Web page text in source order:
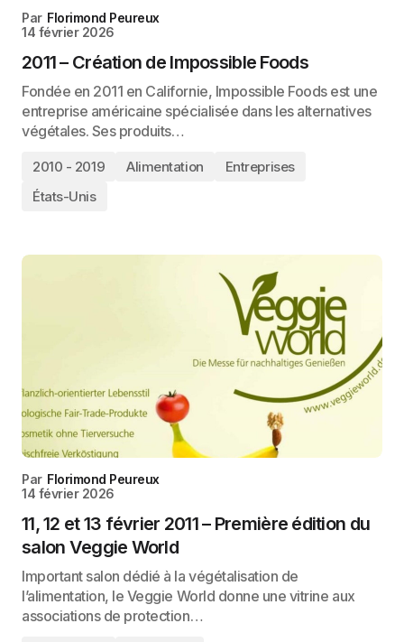
Par Florimond Peureux
14 février 2026
2011 – Création de Impossible Foods
Fondée en 2011 en Californie, Impossible Foods est une
entreprise américaine spécialisée dans les alternatives
végétales. Ses produits…
2010 - 2019 Alimentation
Entreprises
États-Unis
Par Florimond Peureux
14 février 2026
11, 12 et 13 février 2011 – Première édition du
salon Veggie World
Important salon dédié à la végétalisation de
l’alimentation, le Veggie World donne une vitrine aux
associations de protection…